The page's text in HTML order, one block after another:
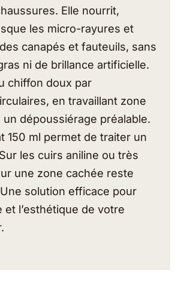
Elle nourrit,
les micro-rayures et
canapés et fauteuils, sans
ni de brillance artificielle.
chiffon doux par
en travaillant zone
dépoussiérage préalable.
150 ml permet de traiter un
les cuirs aniline ou très
une zone cachée reste
solution efficace pour
et l’esthétique de votre